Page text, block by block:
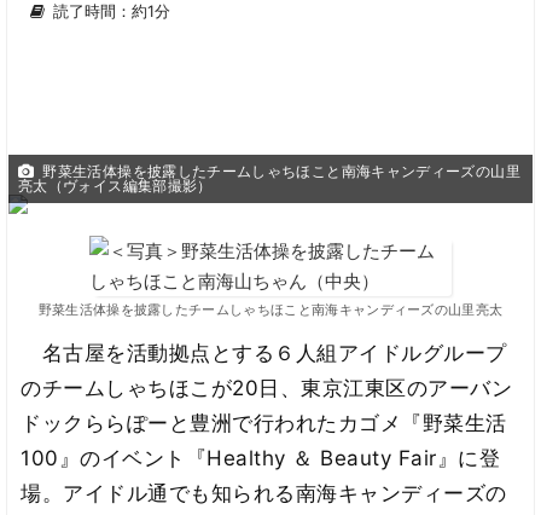
読了時間：約1分
野菜生活体操を披露したチームしゃちほこと南海キャンディーズの山里
亮太（ヴォイス編集部撮影）
野菜生活体操を披露したチームしゃちほこと南海キャンディーズの山里亮太
名古屋を活動拠点とする６人組アイドルグループ
のチームしゃちほこが20日、東京江東区のアーバン
ドックららぽーと豊洲で行われたカゴメ『野菜生活
100』のイベント『Healthy ＆ Beauty Fair』に登
場。アイドル通でも知られる南海キャンディーズの